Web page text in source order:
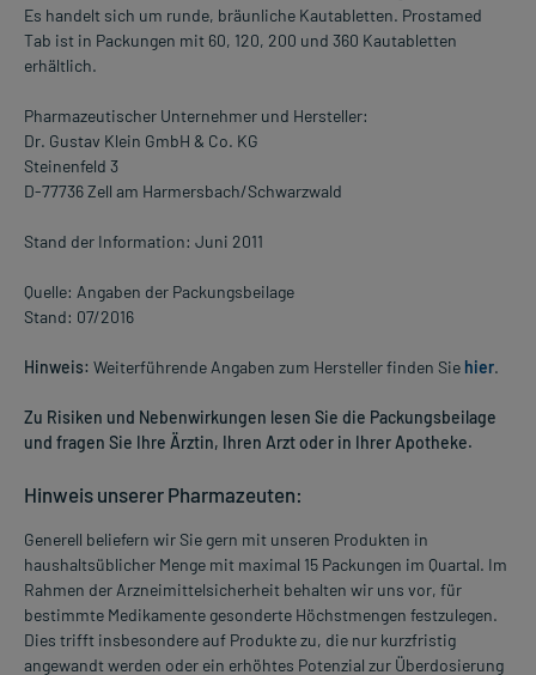
Es handelt sich um runde, bräunliche Kautabletten. Prostamed
Tab ist in Packungen mit 60, 120, 200 und 360 Kautabletten
erhältlich.
Pharmazeutischer Unternehmer und Hersteller:
Dr. Gustav Klein GmbH & Co. KG
Steinenfeld 3
D-77736 Zell am Harmersbach/Schwarzwald
Stand der Information: Juni 2011
Quelle: Angaben der Packungsbeilage
Stand: 07/2016
Hinweis: Weiterführende Angaben zum Hersteller finden Sie hier.
Zu Risiken und Nebenwirkungen lesen Sie die Packungsbeilage
und fragen Sie Ihre Ärztin, Ihren Arzt oder in Ihrer Apotheke.
Hinweis unserer Pharmazeuten:
Generell beliefern wir Sie gern mit unseren Produkten in
haushaltsüblicher Menge mit maximal 15 Packungen im Quartal. Im
Rahmen der Arzneimittelsicherheit behalten wir uns vor, für
bestimmte Medikamente gesonderte Höchstmengen festzulegen.
Dies trifft insbesondere auf Produkte zu, die nur kurzfristig
angewandt werden oder ein erhöhtes Potenzial zur Überdosierung